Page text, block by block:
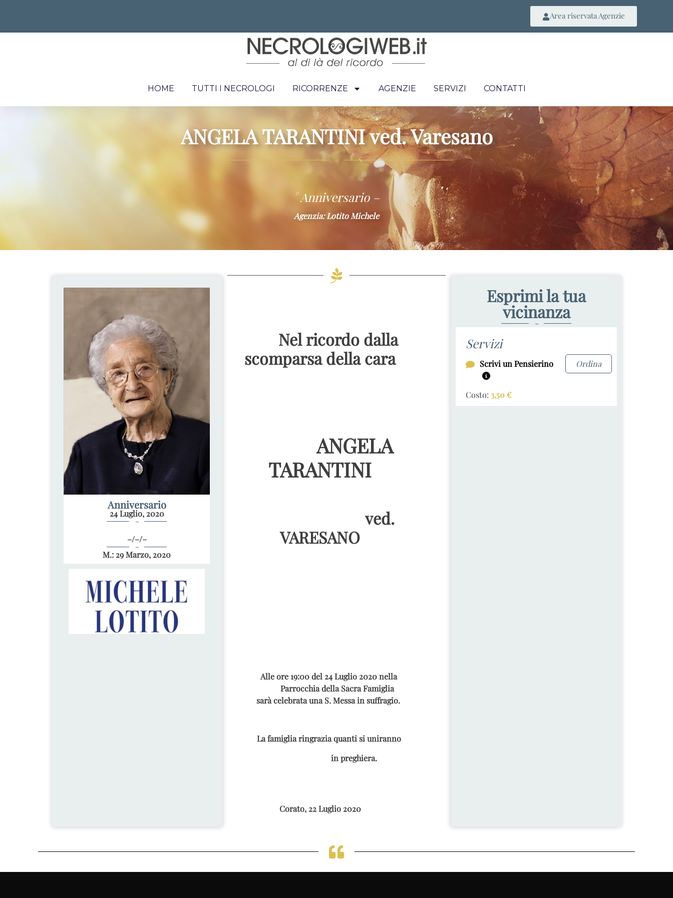
Area riservata Agenzie
HOME TUTTI I NECROLOGI RICORRENZE AGENZIE SERVIZI CONTATTI
ANGELA TARANTINI ved. Varesano
~
° Anniversario –
Agenzia: Lotito Michele
Anniversario
24 Luglio, 2020
~
–/–/–
~
M.: 29 Marzo, 2020
Nel ricordo dalla
scomparsa della cara
ANGELA
TARANTINI
ved.
VARESANO
Alle ore 19:00 del 24 Luglio 2020 nella
Parrocchia della Sacra Famiglia
sarà celebrata una S. Messa in suffragio.
La famiglia ringrazia quanti si uniranno
in preghiera.
Corato, 22 Luglio 2020
Esprimi la tua
vicinanza
~
Servizi
Scrivi un Pensierino Ordina
Costo: 3,50€